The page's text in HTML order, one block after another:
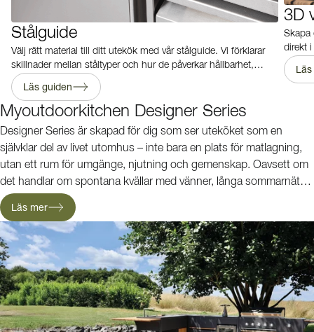
Stålguide
Välj rätt material till ditt utekök med vår stålguide. Vi förklarar
skillnader mellan ståltyper och hur de påverkar hållbarhet,
rostbeständighet och livslängd, så att du kan få ett utekök
som håller länge.
Läs guiden
3D
Skapa
direkt i
Myoutdoorkitchen Designer Series
Designer Series är skapad för dig som ser uteköket som en
självklar del av livet utomhus – inte bara en plats för matlagning,
utan ett rum för umgänge, njutning och gemenskap. Oavsett om
det handlar om spontana kvällar med vänner, långa sommarnätter
eller festliga middagar under bar himmel, skapar varje kök i serien
rätt stämning för stilfulla upplevelser utomhus.
Läs mer